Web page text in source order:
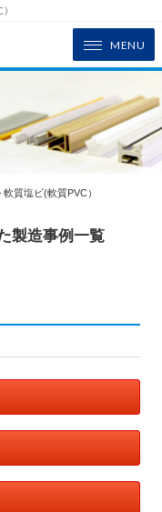
MENU
軟質塩ビ(軟質PVC）
製造事例一覧